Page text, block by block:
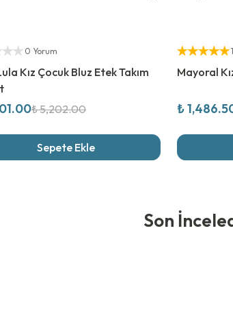
Satıcı
0 Yorum
Kız Çocuk Bluz Etek Takım
₺ 5,202.00
Sepete Ekle
Yetkili Satıcı
Mayoral
₺